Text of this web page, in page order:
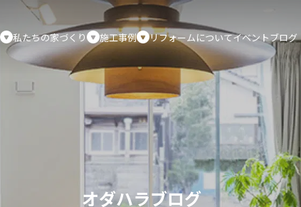
私たちの家づくり 施工事例 リフォームについてイベントブログ
オダハラブログ